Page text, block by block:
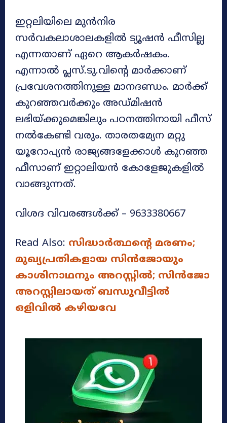
ഇറ്റലിയിലെ മുൻനിര
സർവകലാശാലകളിൽ ട്യൂഷൻ ഫീസില്ല
എന്നതാണ് ഏറെ ആകർഷകം.
എന്നാൽ പ്ലസ്.ടു.വിന്റെ മാർക്കാണ്
പ്രവേശനത്തിനുള്ള മാനദണ്ഡം. മാർക്ക്
കുറഞ്ഞവർക്കും അഡ്മിഷൻ
ലഭിയ്ക്കുമെങ്കിലും പഠനത്തിനായി ഫീസ്
നൽകേണ്ടി വരും. താരതമ്യേന മറ്റു
യൂറോപ്യൻ രാജ്യങ്ങളേക്കാൾ കുറഞ്ഞ
ഫീസാണ് ഇറ്റാലിയൻ കോളേജുകളിൽ
വാങ്ങുന്നത്.
വിശദ വിവരങ്ങൾക്ക് – 9633380667
Read Also: സിദ്ധാർത്ഥന്റെ മരണം;
മുഖ്യപ്രതികളായ സിൻജോയും
കാശിനാഥനും അറസ്റ്റിൽ; സിൻജോ
അറസ്റ്റിലായത് ബന്ധുവീട്ടിൽ
ഒളിവിൽ കഴിയവേ